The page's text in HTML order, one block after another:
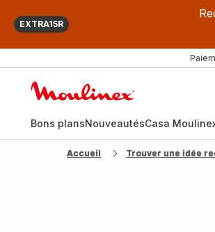
EXTRA15R
Bons plansNouveautésCasa
Accueil Trouver une idée